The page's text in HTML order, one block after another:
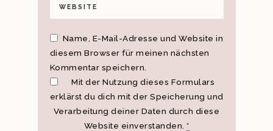
Name, E-Mail-Adresse und Website in
diesem Browser für meinen nächsten
Kommentar speichern.
Mit der Nutzung dieses Formulars
erklärst du dich mit der Speicherung und
Verarbeitung deiner Daten durch diese
Website einverstanden. *